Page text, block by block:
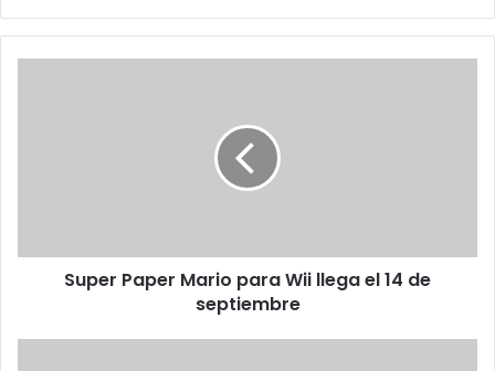
de
septiembreSuper Paper Mario para Wii llega el 14 de
septiembre